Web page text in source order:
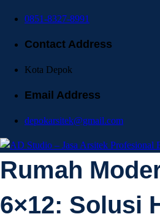
0851-8327-8991
Contact Address
Kota Depok
Email Address
depokarsitek@gmail.com
AD Studio
AD Studio – Jasa Arsitek Profesional
Rumah
6×12: Solusi